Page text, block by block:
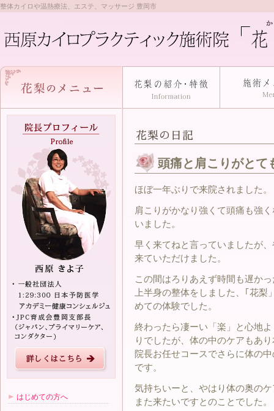
整体カイロや温熱療法、エステ、マッサージ 豊岡市
頭痛と肩こりがとて
ほぼ一年ぶりで来院されました。
肩こりがかなり強くて頭痛も強
いました。
早く来てねと言っていましたが
来ていただけました。
この間はろりあえず時間も遅か
上半身の整体をしました、｢花梨
めての体験でした。
終わったら凄ーい「楽」と心地
りでしたが、体の中のケアもあ
院長お任せコースでさらに体の
です。
気持ちいーと、やはり体の奥の
また来たいですとのことでした。
はじめての方へ